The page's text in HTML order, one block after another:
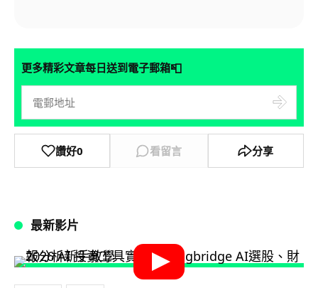
更多精彩文章每日送到電子郵箱📮
讚好0 看留言 分享
最新影片